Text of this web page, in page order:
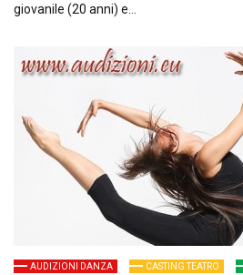
giovanile (20 anni) e…
AUDIZIONI DANZA CASTING TEATRO